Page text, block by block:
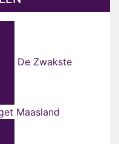
De Zwakste
Maasland